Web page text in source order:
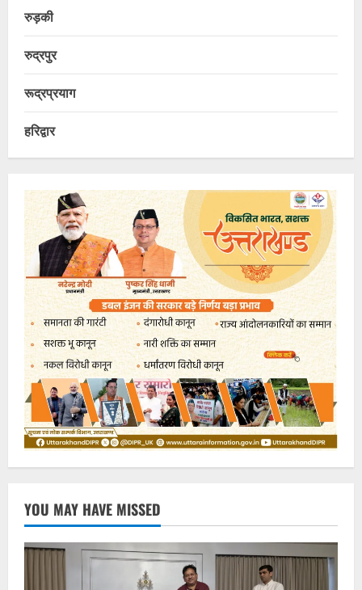
रुड़की
रुद्रपुर
रूद्रप्रयाग
हरिद्वार
YOU MAY HAVE MISSED